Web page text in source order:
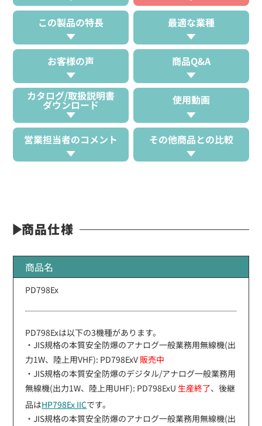
この製品の特長 最適な業種
お客様の声 商品Q&A
カタログ/取扱説明書
ダウンロード 使用動画
営業担当者のコメント その他商品との比較
商品仕様
商品名
PD798Ex
PD798Exは以下の3機種があります。
・JIS規格の本質安全防爆のアナログ一般業務用無線機(出
力1W、陸上用VHF): PD798ExV 販売中
・JIS規格の本質安全防爆のデジタル/アナログ一般業務用
無線機(出力1W、陸上用UHF): PD798ExU 生産終了、後継
品はHP798Ex IICです。
・JIS規格の本質安全防爆のアナログ一般業務用無線機(出